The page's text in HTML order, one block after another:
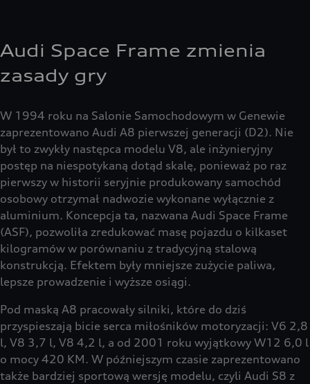
Audi Space Frame zmienia
zasady gry
W 1994 roku na Salonie Samochodowym w Genewie
zaprezentowano Audi A8 pierwszej generacji (D2). Nie
był to zwykły następca modelu V8, ale inżynieryjny
postęp na niespotykaną dotąd skalę, ponieważ po raz
pierwszy w historii seryjnie produkowany samochód
osobowy otrzymał nadwozie wykonane wyłącznie z
aluminium. Koncepcja ta, nazwana Audi Space Frame
(ASF), pozwoliła zredukować masę pojazdu o kilkaset
kilogramów w porównaniu z tradycyjną stalową
konstrukcją. Efektem były mniejsze zużycie paliwa,
lepsze prowadzenie i wyższe osiągi.
Pod maską A8 pracowały silniki, które do dziś
przyspieszają bicie serca miłośników motoryzacji: V6 2,8
l, V8 3,7 l, V8 4,2 l, a od 2001 roku wyjątkowy W12 6,0 l
o mocy 420 KM. W późniejszym czasie zaprezentowano
także bardziej sportową wersję modelu, czyli Audi S8 z